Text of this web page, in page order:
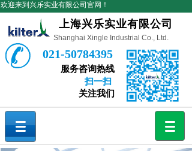
欢迎来到兴乐实业有限公司官网！
上海兴乐实业有限公司
Shanghai Xingle Industrial Co., Ltd.
021-50784395
服务咨询热线
扫一扫
关注我们